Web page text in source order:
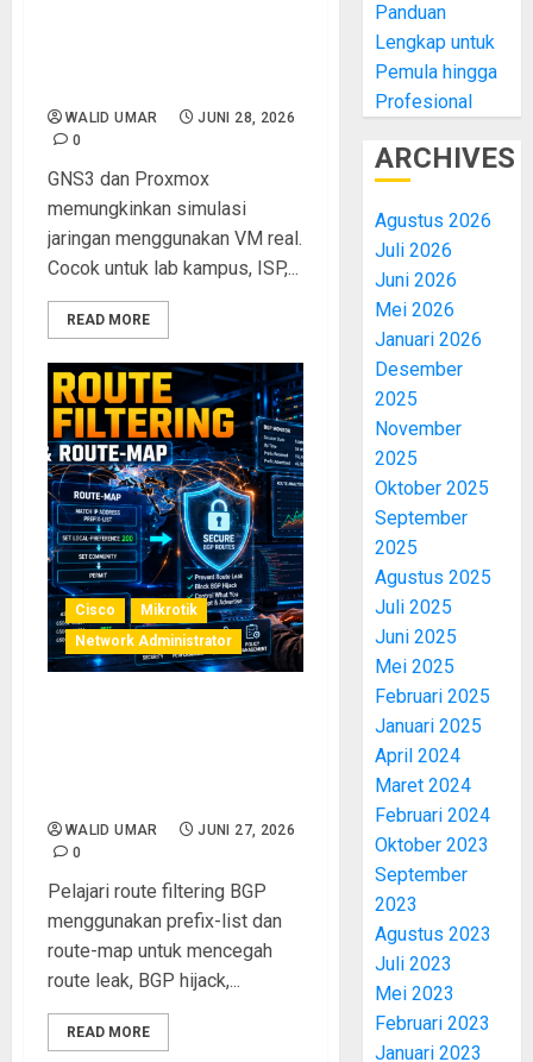
WALID UMAR
JUNI 28, 2026
0
GNS3 dan Proxmox
memungkinkan simulasi
jaringan menggunakan VM real.
Cocok untuk lab kampus, ISP,...
READ MORE
Cisco
Mikrotik
Network Administrator
WALID UMAR
JUNI 27, 2026
0
Pelajari route filtering BGP
menggunakan prefix-list dan
route-map untuk mencegah
route leak, BGP hijack,...
READ MORE
Panduan
Lengkap untuk
Pemula hingga
Profesional
ARCHIVES
Agustus 2026
Juli 2026
Juni 2026
Mei 2026
Januari 2026
Desember
2025
November
2025
Oktober 2025
September
2025
Agustus 2025
Juli 2025
Juni 2025
Mei 2025
Februari 2025
Januari 2025
April 2024
Maret 2024
Februari 2024
Oktober 2023
September
2023
Agustus 2023
Juli 2023
Mei 2023
Februari 2023
Januari 2023